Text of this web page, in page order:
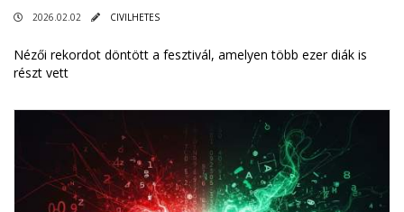
2026.02.02 CIVILHETES
Nézői rekordot döntött a fesztivál, amelyen több ezer diák is
részt vett